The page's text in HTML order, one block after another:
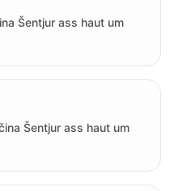
Šentjur ass haut um
Šentjur ass haut um